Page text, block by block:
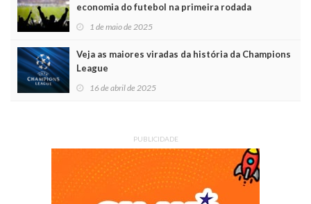
economia do futebol na primeira rodada
1 de maio de 2025
Veja as maiores viradas da história da Champions
League
16 de abril de 2025
PUBLICIDADE